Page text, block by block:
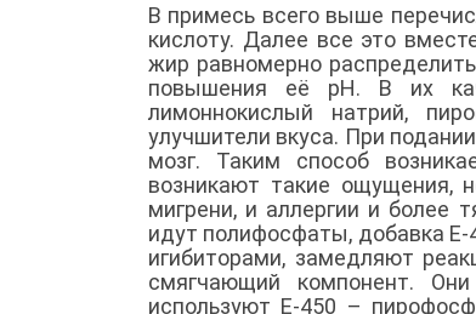
В примесь всего выше
кислоту. Далее все это
жир равномерно
повышения её рН. В их
лимоннокислый натрий,
улучшители вкуса. При
мозг. Таким способ
возникают такие ощущения,
мигрени, и аллергии и более
идут полифосфаты, добавка Е-
игибиторами, замедляют
смягчающий компонент.
используют Е-450 –